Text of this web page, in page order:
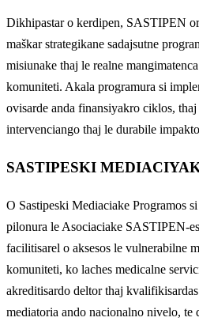
Dikhipastar o kerdipen, SASTIPEN
maškar strategikane sadajsutne
misiunake thaj le realne
komuniteti. Akala programura si
ovisarde anda finansiyakro ciklos,
intervenciango thaj le durabile
SASTIPESKI
O Sastipeski Mediaciake Programos
pilonura le Asociaciake SASTIPEN-
facilitisarel o aksesos le vulnerabilne
komuniteti, ko laches medicalne
akreditisardo deltor thaj
mediatoria ando nacionalno nivelo, te